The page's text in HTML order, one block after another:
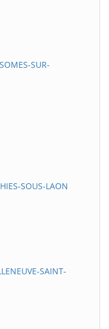
SUR-
SOUS-LAON
SAINT-